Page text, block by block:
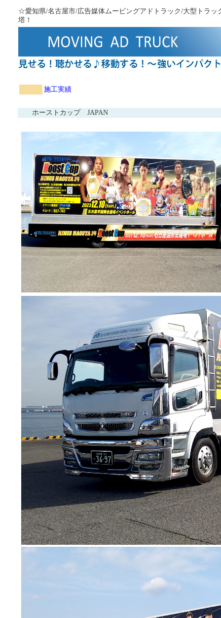
☆愛知県/名古屋市/広告媒体ムービングアドトラック/大型トラ
塔！
施工実績
ホーストカップ JAPAN